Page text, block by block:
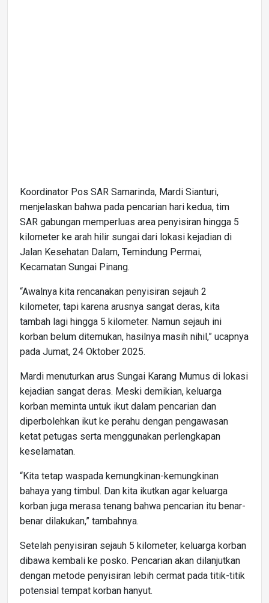
Koordinator Pos SAR Samarinda, Mardi Sianturi,
menjelaskan bahwa pada pencarian hari kedua, tim
SAR gabungan memperluas area penyisiran hingga 5
kilometer ke arah hilir sungai dari lokasi kejadian di
Jalan Kesehatan Dalam, Temindung Permai,
Kecamatan Sungai Pinang.
“Awalnya kita rencanakan penyisiran sejauh 2
kilometer, tapi karena arusnya sangat deras, kita
tambah lagi hingga 5 kilometer. Namun sejauh ini
korban belum ditemukan, hasilnya masih nihil,” ucapnya
pada Jumat, 24 Oktober 2025.
Mardi menuturkan arus Sungai Karang Mumus di lokasi
kejadian sangat deras. Meski demikian, keluarga
korban meminta untuk ikut dalam pencarian dan
diperbolehkan ikut ke perahu dengan pengawasan
ketat petugas serta menggunakan perlengkapan
keselamatan.
“Kita tetap waspada kemungkinan-kemungkinan
bahaya yang timbul. Dan kita ikutkan agar keluarga
korban juga merasa tenang bahwa pencarian itu benar-
benar dilakukan,” tambahnya.
Setelah penyisiran sejauh 5 kilometer, keluarga korban
dibawa kembali ke posko. Pencarian akan dilanjutkan
dengan metode penyisiran lebih cermat pada titik-titik
potensial tempat korban hanyut.